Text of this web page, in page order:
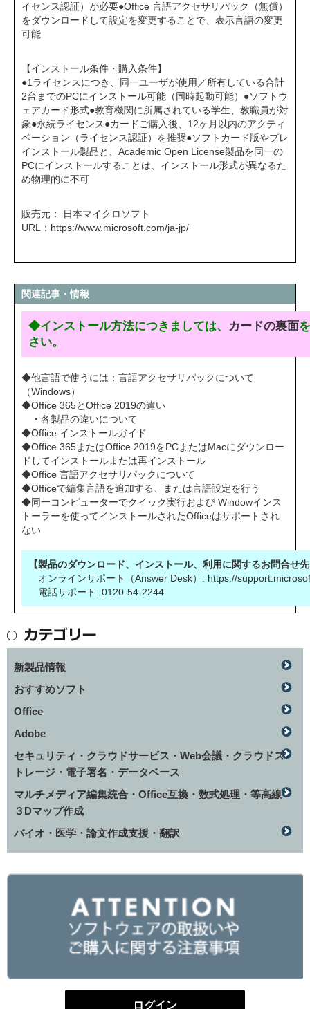
イセンス認証）が必要●Office 言語アクセサリパック（無償）
をダウンロードして設定を変更することで、表示言語の変更
可能
【インストール条件・購入条件】
●1ライセンスにつき、同一ユーザが使用／所有している合計
2台までのPCにインストール可能（同時起動可能）●ソフトウ
ェアカード形式●教育機関に所属されている学生、教職員が対
象●永続ライセンス●カードご購入後、12ヶ月以内のアクティ
ベーション（ライセンス認証）を推奨●ソフトカード版やプレ
インストール製品と、Academic Open License製品を同一の
PCにインストールすることは、インストール形式が異なるた
め物理的に不可
販売元： 日本マイクロソフト
URL： https://www.microsoft.com/ja-jp/
関連記事・情報
◆インストール方法につきましては、 カードの裏面
さい。
◆他言語で使うには：言語アクセサリパックについて
（Windows）
◆Office 365とOffice 2019の違い
・各製品の違いについて
◆Office インストールガイド
◆Office 365またはOffice 2019をPCまたはMacにダウンロー
ドしてインストールまたは再インストール
◆Office 言語アクセサリパックについて
◆Officeで編集言語を追加する、または言語設定を行う
◆同一コンピューターでクイック実行および Windowインス
トーラーを使ってインストールされたOfficeはサポートされ
ない
【製品のダウンロード、インストール、利用に関するお問合せ
オンラインサポート（Answer Desk）: https://
電話サポート: 0120-54-2244
新製品情報
おすすめソフト
Office
Adobe
セキュリティ・クラウドサービス・Web会議・クラウドス
トレージ・電子署名・データベース
マルチメディア編集統合・Office互換・数式処理・等高線
３Dマップ作成
バイオ・医学・論文作成支援・翻訳
ログイン